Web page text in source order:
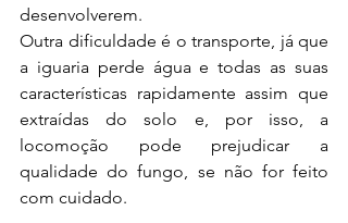
desenvolverem.
Outra dificuldade é o transporte, já que
a iguaria perde água e todas as suas
características rapidamente assim que
extraídas do solo e, por isso, a
locomoção pode prejudicar a
qualidade do fungo, se não for feito
com cuidado.